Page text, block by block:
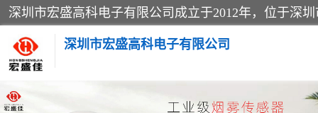
深圳市宏盛高科电子有限公司